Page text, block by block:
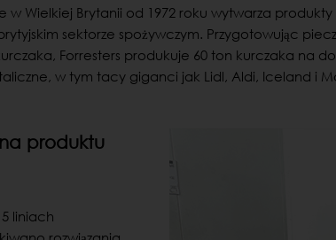
w Wielkiej Brytanii od 1972 roku wytwarza
sektorze spożywczym. Przygotowując
Forresters produkuje 60 ton kurczaka na
w tym tacy giganci jak Lidl, Aldi, Iceland i
produktu
liniach